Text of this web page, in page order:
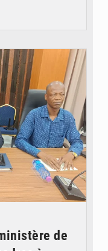
de